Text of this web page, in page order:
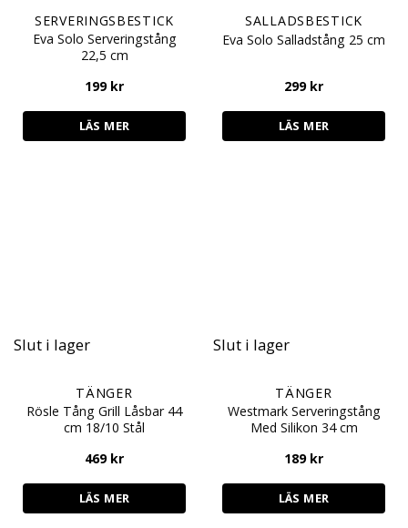
SERVERINGSBESTICK
Eva Solo Serveringstång
22,5 cm
199 kr
LÄS MER
SALLADSBESTICK
Eva Solo Salladstång 25 cm
299 kr
LÄS MER
Slut i lager
TÄNGER
Rösle Tång Grill Låsbar 44
cm 18/10 Stål
469 kr
LÄS MER
Slut i lager
TÄNGER
Westmark Serveringstång
Med Silikon 34 cm
189 kr
LÄS MER